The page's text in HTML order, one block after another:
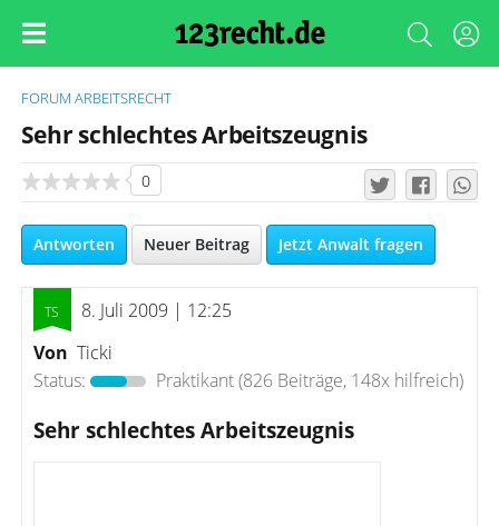
FORUM ARBEITSRECHT
Sehr schlechtes Arbeitszeugnis
0
Antworten Neuer Beitrag Jetzt Anwalt fragen
8. Juli 2009 | 12:25
Von Ticki
Status:
Praktikant(826 Beiträge, 148x hilfreich)
Sehr schlechtes Arbeitszeugnis